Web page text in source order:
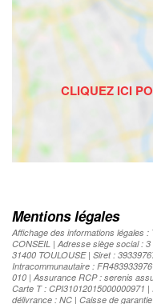
Mentions légales
Affichage des informations légales
CONSEIL | Adresse siège social :
31400 TOULOUSE | Siret :
Intracommunautaire :
010 | Assurance RCP : serenis
Carte T : CPI31012015000000971
délivrance : NC | Caisse de